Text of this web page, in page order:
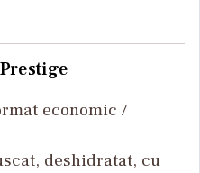
economic /
deshidratat, cu